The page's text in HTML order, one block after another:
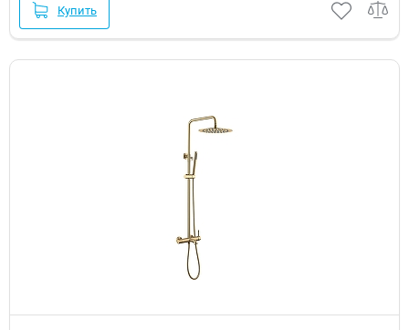
Купить